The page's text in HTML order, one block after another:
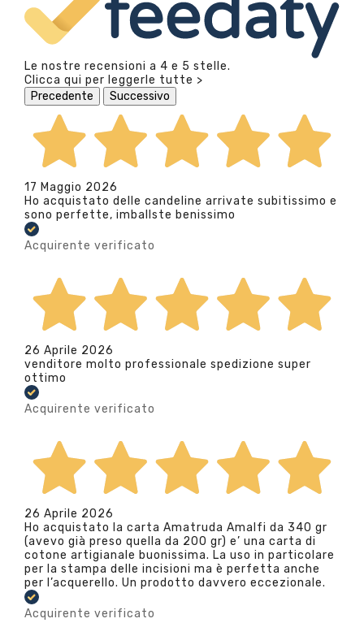
Le nostre recensioni a 4 e 5 stelle.
Clicca qui per leggerle tutte >
Precedente
Successivo
17 Maggio 2026
Ho acquistato delle candeline arrivate subitissimo e
sono perfette, imballste benissimo
Acquirente verificato
26 Aprile 2026
venditore molto professionale spedizione super
ottimo
Acquirente verificato
26 Aprile 2026
Ho acquistato la carta Amatruda Amalfi da 340 gr
(avevo già preso quella da 200 gr) e’ una carta di
cotone artigianale buonissima. La uso in particolare
per la stampa delle incisioni ma è perfetta anche
per l’acquerello. Un prodotto davvero eccezionale.
Acquirente verificato